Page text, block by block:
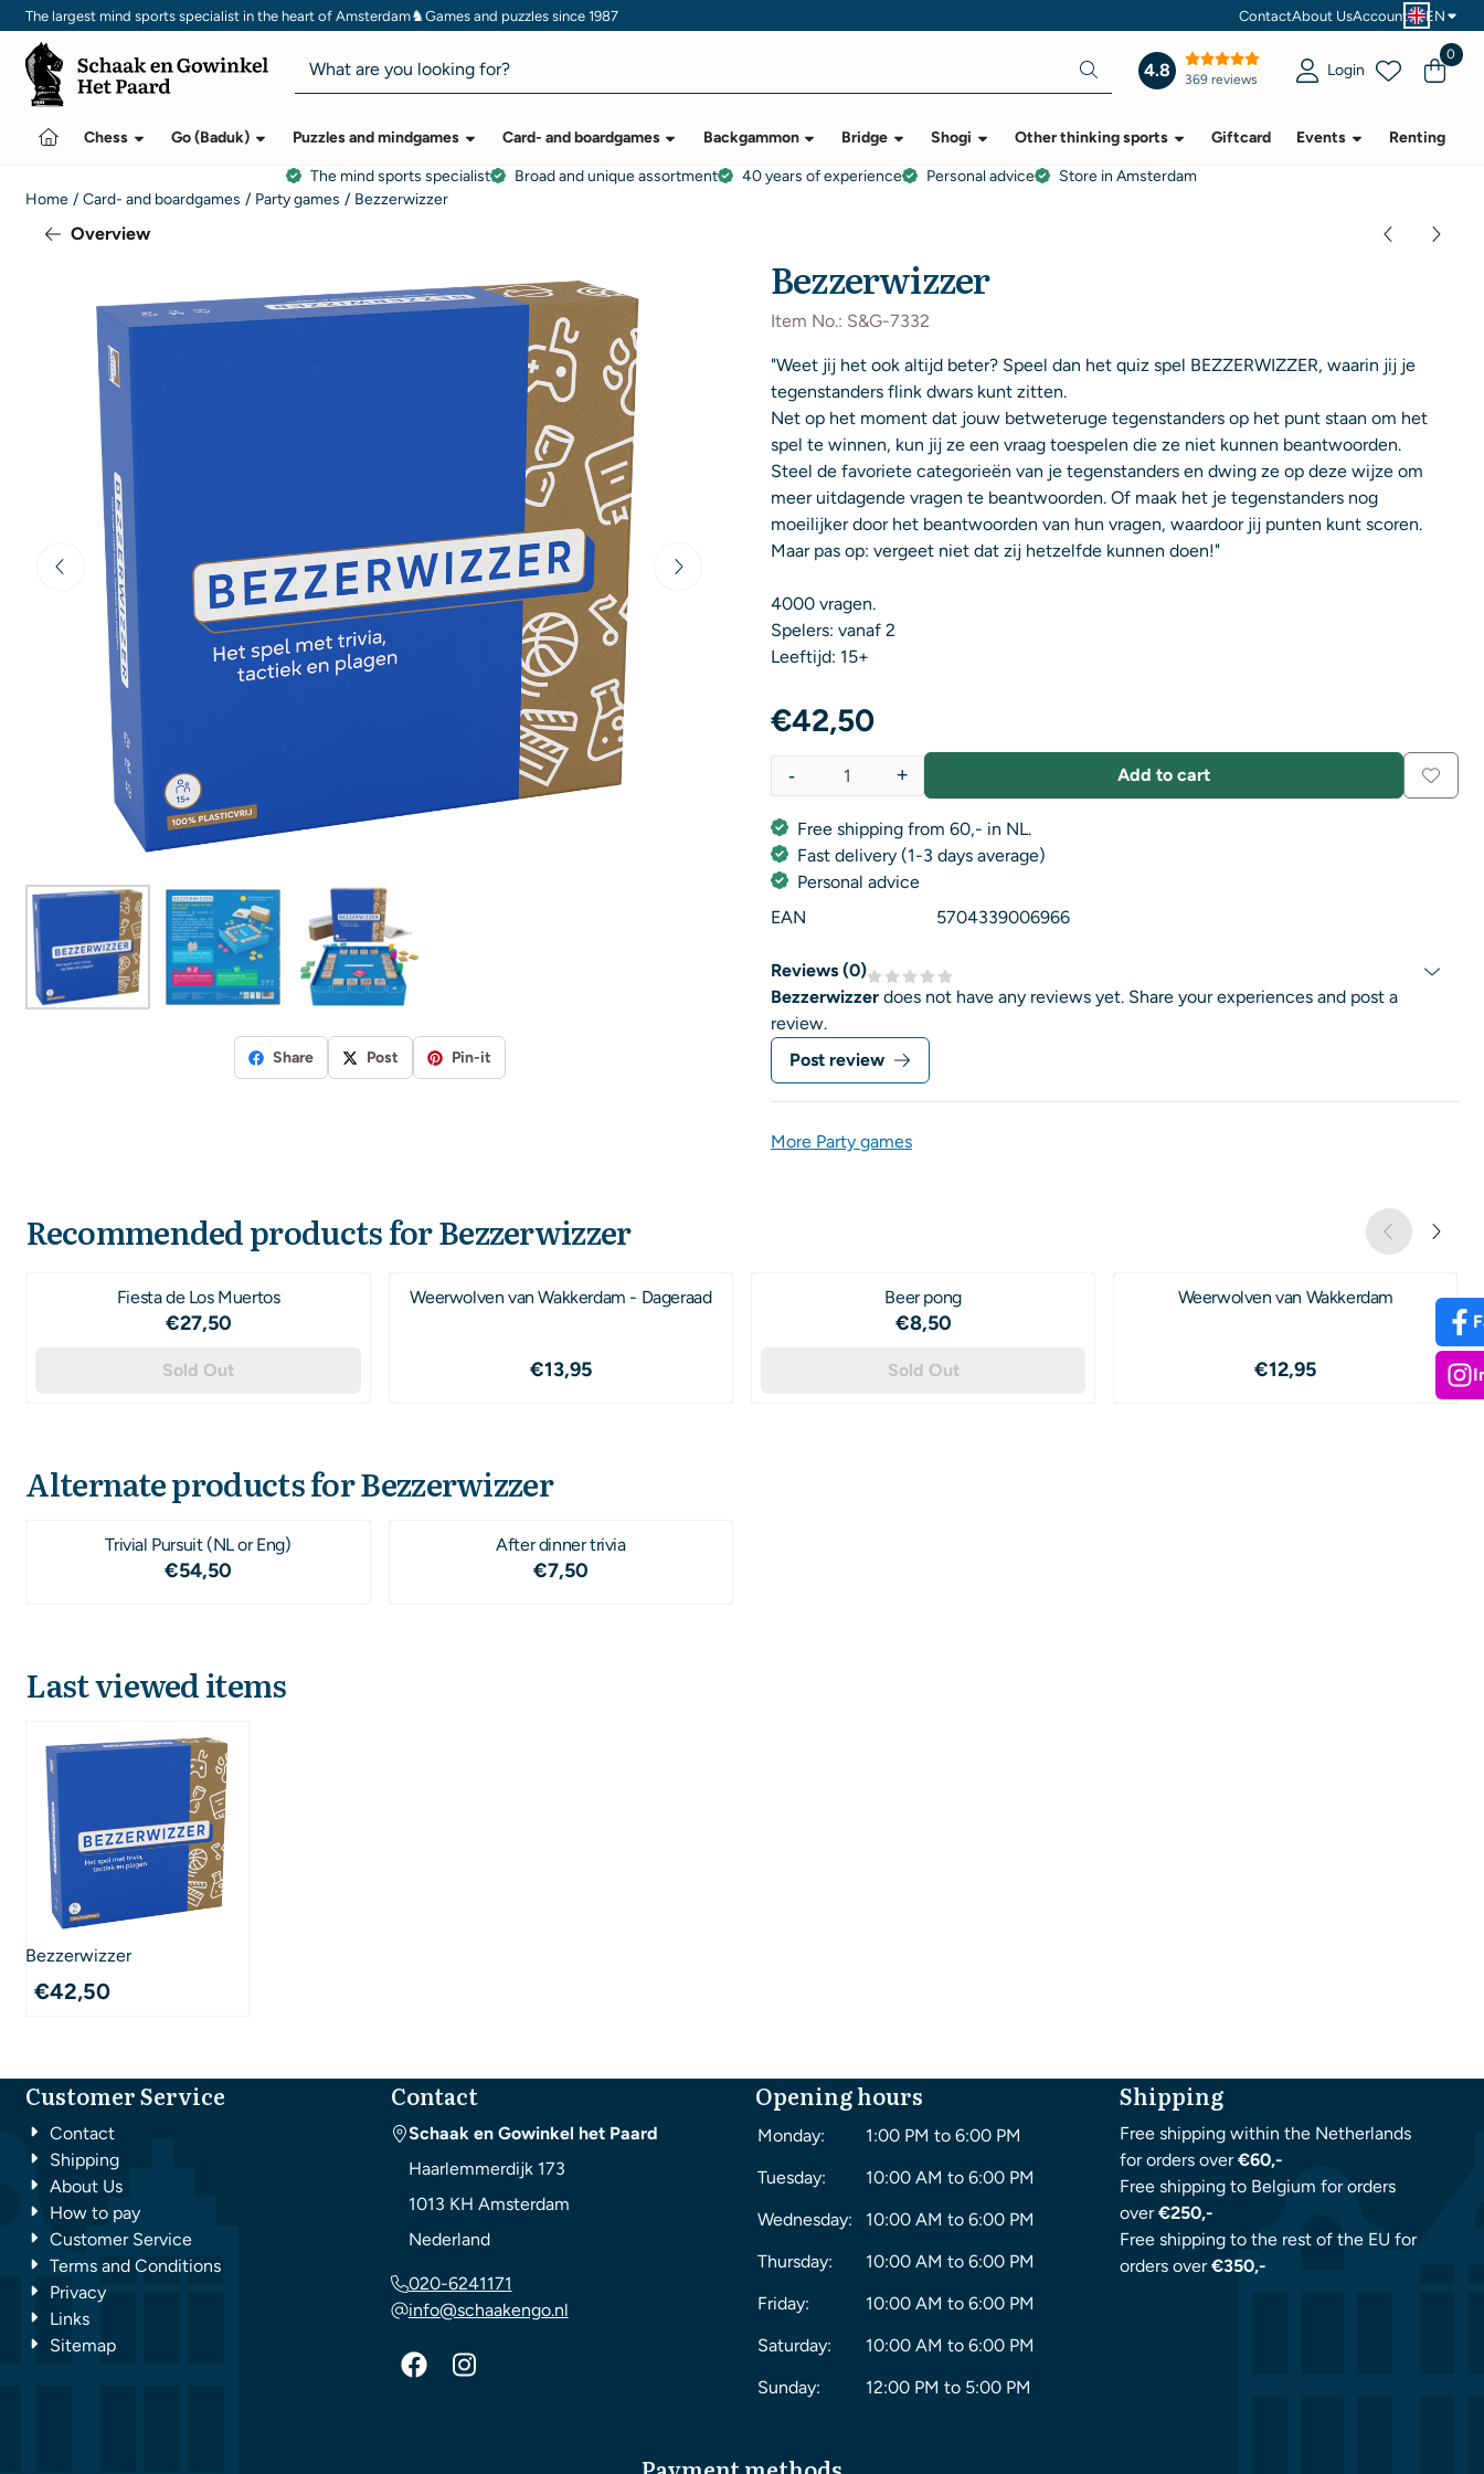
Cookie preferences are currently closed.
The largest mind sports specialist in the heart of Amsterdam♞Games and puzzles since 1987 ContactAbout UsAccount EN
Search
4.8 369 reviews Login
0
Chess Go (Baduk) Puzzles and mindgames Card- and boardgames Backgammon Bridge Shogi Other thinking sports Giftcard Events Renting
The mind sports specialist Broad and unique assortment 40 years of experience Personal advice
Store in Amsterdam
Home / Card- and boardgames / Party games / Bezzerwizzer
Overview
Share Post Pin-it
Bezzerwizzer
Item No.: S&G-7332
"Weet jij het ook altijd beter? Speel dan het quiz spel BEZZERWIZZER, waarin jij je
tegenstanders flink dwars kunt zitten.
Net op het moment dat jouw betweteruge tegenstanders op het punt staan om het
spel te winnen, kun jij ze een vraag toespelen die ze niet kunnen beantwoorden.
Steel de favoriete categorieën van je tegenstanders en dwing ze op deze wijze om
meer uitdagende vragen te beantwoorden. Of maak het je tegenstanders nog
moeilijker door het beantwoorden van hun vragen, waardoor jij punten kunt scoren.
Maar pas op: vergeet niet dat zij hetzelfde kunnen doen!"
4000 vragen.
Spelers: vanaf 2
Leeftijd: 15+
€42,50
+
- Add to cart
Free shipping from 60,- in NL.
Fast delivery (1-3 days average)
Personal advice
EAN
5704339006966
Reviews (0)
Bezzerwizzer does not have any reviews yet. Share your experiences and post a
review.
Post review
More Party games
Recommended products forBezzerwizzer
Fiesta de Los Muertos
Price: 27,50
€27,50
Sold Out
Weerwolven van Wakkerdam - Dageraad
Price: 13,95
€13,95
Beer pong
Price: 8,50
€8,50
Sold Out
Weerwolven van Wakkerdam
Price: 12,95
€12,95
Alternate products forBezzerwizzer
Trivial Pursuit (NL or Eng)
Price: 54,50
€54,50
After dinner trivia
Price: 7,50
€7,50
Last viewed items
Bezzerwizzer
€42,50
Customer Service
Contact
Shipping
About Us
How to pay
Customer Service
Terms and Conditions
Privacy
Links
Sitemap
Contact
Schaak en Gowinkel het Paard
Haarlemmerdijk 173
1013 KH Amsterdam
Nederland
020-6241171
info@schaakengo.nl
Opening hours
Monday:
1:00 PM to 6:00 PM
Tuesday:
10:00 AM to 6:00 PM
Wednesday:
10:00 AM to 6:00 PM
Thursday:
10:00 AM to 6:00 PM
Friday:
10:00 AM to 6:00 PM
Saturday:
10:00 AM to 6:00 PM
Sunday:
12:00 PM to 5:00 PM
Shipping
Free shipping within the Netherlands
for orders over€60,-
Free shipping to Belgium for orders
over€250,-
Free shipping to the rest of the EU for
orders over€350,-